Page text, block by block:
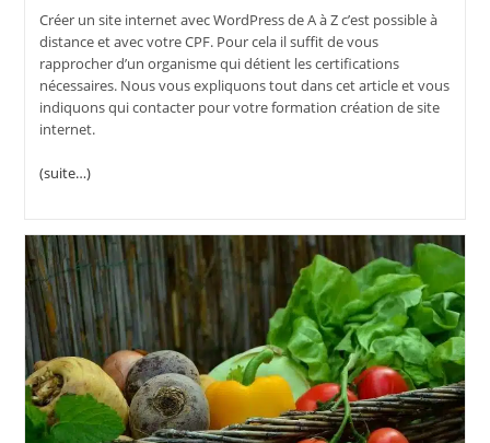
Créer un site internet avec WordPress de A à Z c’est possible à
distance et avec votre CPF. Pour cela il suffit de vous
rapprocher d’un organisme qui détient les certifications
nécessaires. Nous vous expliquons tout dans cet article et vous
indiquons qui contacter pour votre formation création de site
internet.
(suite…)